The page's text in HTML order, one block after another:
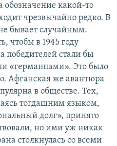
обозначение какой-то
чрезвычайно редко. В
бывает случайным.
чтобы в 1945 году
победителей стали бы
«германцами». Это было
Афганская же авантюра
в обществе. Тех,
тогдашним языком,
долг», принято
но ими уж никак
столкнулась со всеми